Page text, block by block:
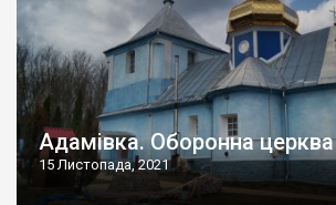
Адамівка. Оборонна церква
15 Листопада, 2021